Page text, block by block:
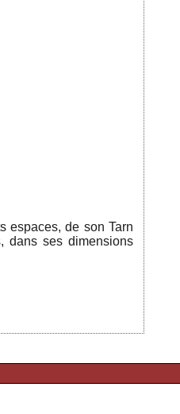
espaces, de son Tarn
dans ses dimensions